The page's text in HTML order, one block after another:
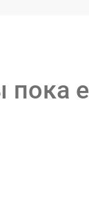
пока